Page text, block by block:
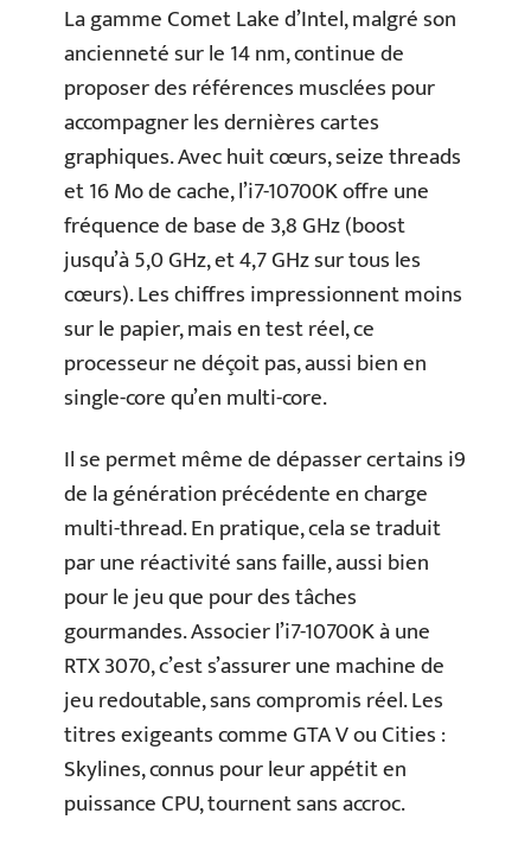
La gamme Comet Lake d’Intel, malgré son
ancienneté sur le 14 nm, continue de
proposer des références musclées pour
accompagner les dernières cartes
graphiques. Avec huit cœurs, seize threads
et 16 Mo de cache, l’i7-10700K offre une
fréquence de base de 3,8 GHz (boost
jusqu’à 5,0 GHz, et 4,7 GHz sur tous les
cœurs). Les chiffres impressionnent moins
sur le papier, mais en test réel, ce
processeur ne déçoit pas, aussi bien en
single-core qu’en multi-core.
Il se permet même de dépasser certains i9
de la génération précédente en charge
multi-thread. En pratique, cela se traduit
par une réactivité sans faille, aussi bien
pour le jeu que pour des tâches
gourmandes. Associer l’i7-10700K à une
RTX 3070, c’est s’assurer une machine de
jeu redoutable, sans compromis réel. Les
titres exigeants comme GTA V ou Cities :
Skylines, connus pour leur appétit en
puissance CPU, tournent sans accroc.